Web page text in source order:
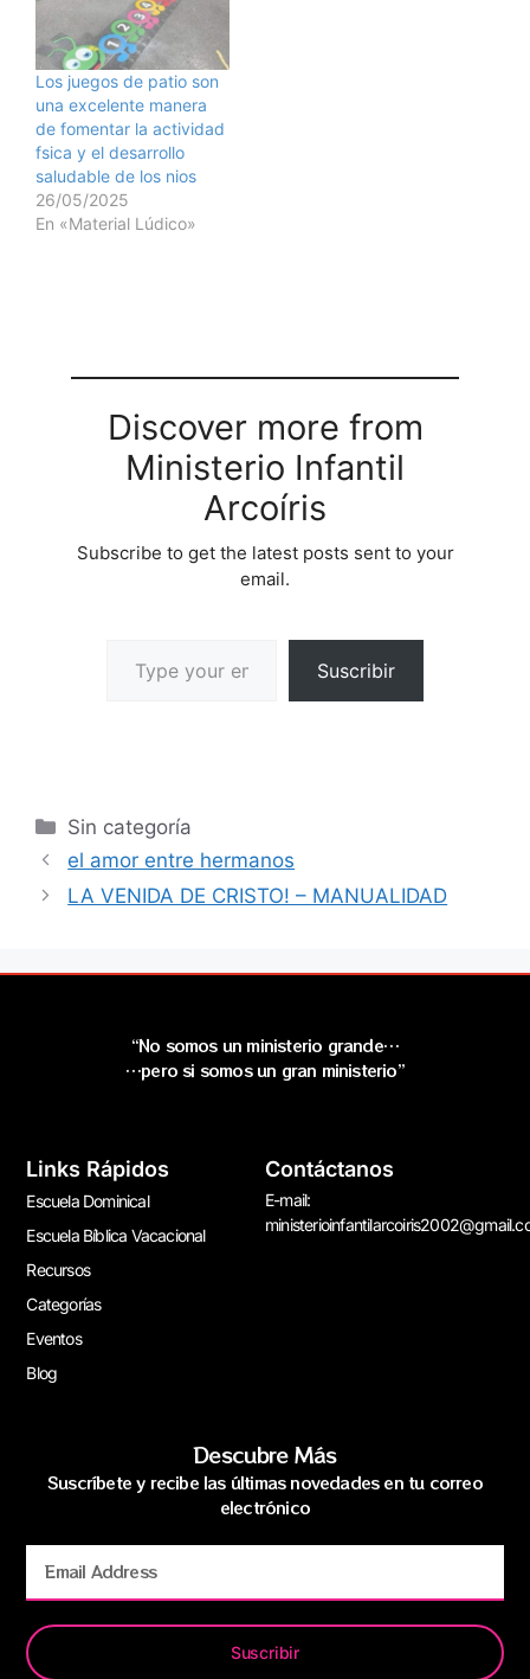
Los juegos de patio son
una excelente manera
de fomentar la actividad
fsica y el desarrollo
saludable de los nios
26/05/2025
En «Material Lúdico»
Discover more from
Ministerio Infantil
Arcoíris
Subscribe to get the latest posts sent to your
email.
Suscribir
Sin categoría
el amor entre hermanos
LA VENIDA DE CRISTO! – MANUALIDAD
“No somos un ministerio grande…
…pero si somos un gran ministerio”
Links Rápidos
Escuela Dominical
Escuela Bíblica Vacacional
Recursos
Categorías
Eventos
Blog
Contáctanos
E-mail:
Descubre Más
Suscríbete y recibe las últimas novedades en tu correo
electrónico
Suscribir